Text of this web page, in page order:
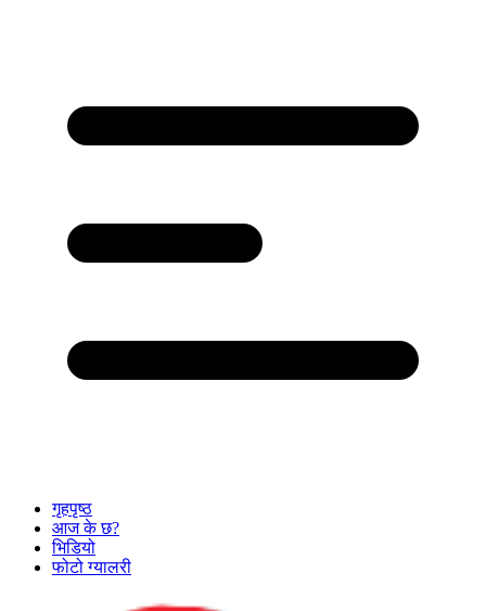
गृहपृष्ठ
आज के छ?
भिडियो
फोटो ग्यालरी